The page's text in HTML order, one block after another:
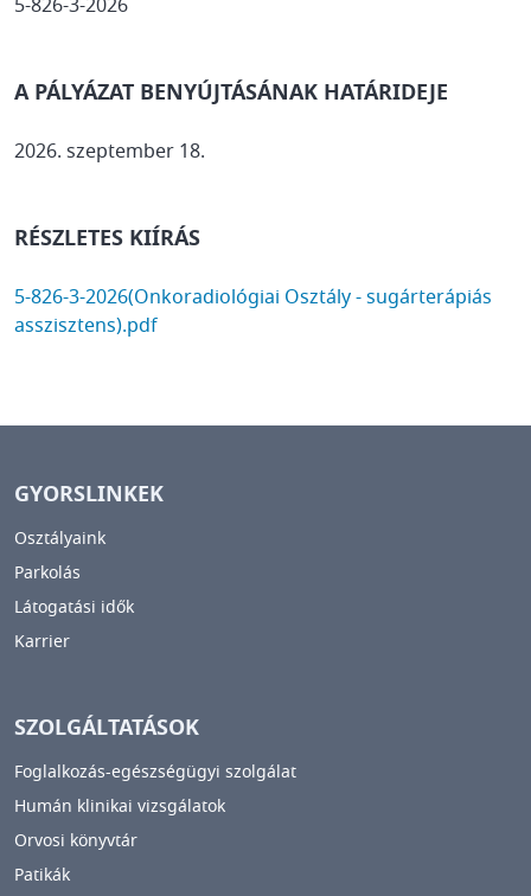
5-826-3-2026
A PÁLYÁZAT BENYÚJTÁSÁNAK HATÁRIDEJE
2026. szeptember 18.
RÉSZLETES KIÍRÁS
DOCUMENT
5-826-3-2026(Onkoradiológiai Osztály - sugárterápiás
asszisztens).pdf
GYORSLINKEK
Osztályaink
Parkolás
Látogatási idők
Karrier
SZOLGÁLTATÁSOK
Foglalkozás-egészségügyi szolgálat
Humán klinikai vizsgálatok
Orvosi könyvtár
Patikák